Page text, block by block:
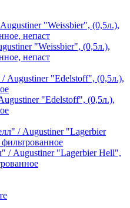
"Weissbier", (0,5л.),
непаст
"Edelstoff", (0,5л.),
Augustiner "Lagerbier Hell",